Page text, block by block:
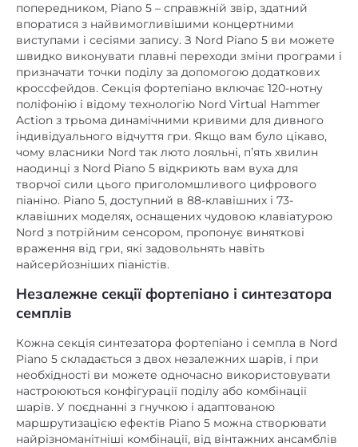
Поділ клавіатури є
Музичні
передустановки
16 банків по 25 програм –
400 осередків
Транспонування є
Лінійний аудіовихід
+, 2 Audio outputs L & R
6,35 mm jacks,
unbalanced
USB роз'єм є, Type B
Педаль
+, 1 Sustain Pedal, 1
Volume Pedal
MIDI
Навушники є
Дисплей
Живлення від мережі
Розміри (ШxГхВ), см 107 х 34,2 х 12
Вага, кг 15,5
попередником, Piano 5 – справжній звір, здатний
впоратися з найвимогливішими концертними
виступами і сесіями запису. З Nord Piano 5 ви можете
швидко виконувати плавні переходи зміни програми і
призначати точки поділу за допомогою додаткових
кроссфейдов. Секція фортепіано включає 120-нотну
поліфонію і відому технологію Nord Virtual Hammer
Action з трьома динамічними кривими для дивного
індивідуального відчуття гри. Якщо вам було цікаво,
чому власники Nord так люто лояльні, п’ять хвилин
наодинці з Nord Piano 5 відкриють вам вуха для
творчої сили цього приголомшливого цифрового
піаніно. Piano 5, доступний в 88-клавішних і 73-
клавішних моделях, оснащених чудовою клавіатурою
Nord з потрійним сенсором, пропонує виняткові
враження від гри, які задовольнять навіть
найсерйозніших піаністів.
Незалежне секції фортепіано і синтезатора
семплів
Кожна секція синтезатора фортепіано і семпла в Nord
Piano 5 складається з двох незалежних шарів, і при
необхідності ви можете одночасно використовувати
настроюються конфігурації поділу або комбінації
шарів. У поєднанні з гнучкою і адаптованою
маршрутизацією ефектів Piano 5 можна створювати
найрізноманітніші комбінації, від вінтажних ансамблів